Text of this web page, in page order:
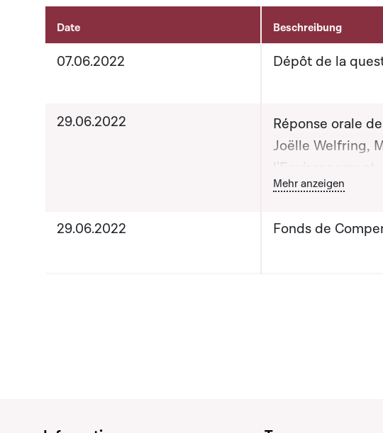
Activités sur le dossier
Date Beschreibung
07.06.2022 Dépôt de la
29.06.2022
Réponse orale
Joëlle Welfring,
l'Environnement,
du
Ministre de la
Bouton
Mehr anzeigen
29.06.2022 Fonds de